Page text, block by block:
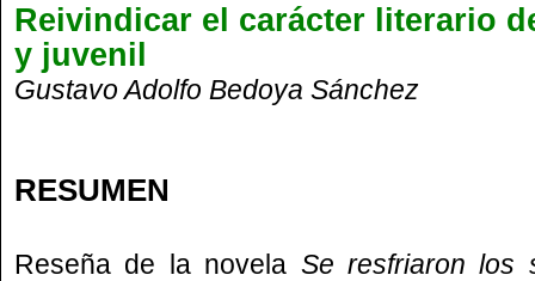
Reivindicar el carácter literario
y juvenil
Gustavo Adolfo Bedoya Sánchez
RESUMEN
Reseña de la novela Se resfriaron los